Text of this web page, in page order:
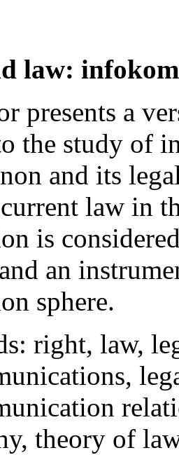
law:
presents a
the study of
and its
law in
is
an
sphere.
right, law,
theory of